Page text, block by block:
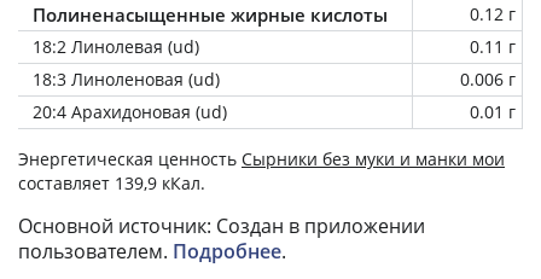
Полиненасыщенные жирные кислоты
0.12 г
18:2 Линолевая (ud)
0.11 г
18:3 Линоленовая (ud)
0.006 г
20:4 Арахидоновая (ud)
0.01 г
Энергетическая ценность Сырники без муки и манки мои
составляет 139,9 кКал.
Основной источник: Создан в приложении
пользователем. Подробнее.